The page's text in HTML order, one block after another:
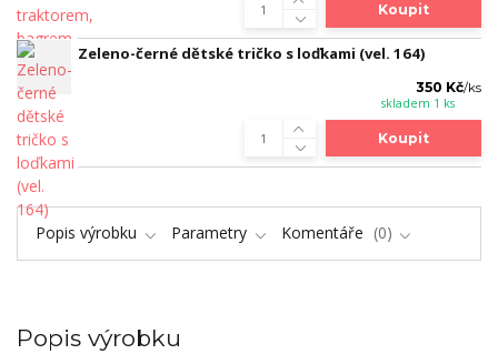
Koupit
Zeleno-černé dětské tričko s loďkami (vel. 164)
350 Kč/ks
skladem 1 ks
Koupit
Popis výrobku Parametry Komentáře 0
Popis výrobku